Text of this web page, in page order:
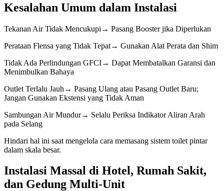
Kesalahan Umum dalam Instalasi
Tekanan Air Tidak Mencukupi→ Pasang Booster jika Diperlukan
Perataan Flensa yang Tidak Tepat→ Gunakan Alat Perata dan Shim
Tidak Ada Perlindungan GFCI→ Dapat Membatalkan Garansi dan
Menimbulkan Bahaya
Outlet Terlalu Jauh→ Pasang Ulang atau Pasang Outlet Baru;
Jangan Gunakan Ekstensi yang Tidak Aman
Sambungan Air Mundur→ Selalu Periksa Indikator Aliran Arah
pada Selang
Hindari hal ini saat mengelola cara memasang sistem toilet pintar
dalam skala besar.
Instalasi Massal di Hotel, Rumah Sakit,
dan Gedung Multi-Unit